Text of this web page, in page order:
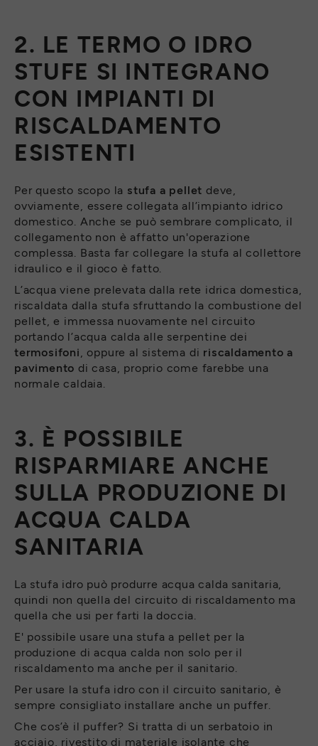
2. LE TERMO O IDRO
STUFE SI INTEGRANO
CON IMPIANTI DI
RISCALDAMENTO
ESISTENTI
Per questo scopo la stufa a pellet deve,
ovviamente, essere collegata all’impianto idrico
domestico. Anche se può sembrare complicato, il
collegamento non è affatto un'operazione
complessa. Basta far collegare la stufa al collettore
idraulico e il gioco è fatto.
L’acqua viene prelevata dalla rete idrica domestica,
riscaldata dalla stufa sfruttando la combustione del
pellet, e immessa nuovamente nel circuito
portando l’acqua calda alle serpentine dei
termosifoni , oppure al sistema di riscaldamento a
pavimento di casa, proprio come farebbe una
normale caldaia.
3. È POSSIBILE
RISPARMIARE ANCHE
SULLA PRODUZIONE DI
ACQUA CALDA
SANITARIA
La stufa idro può produrre acqua calda sanitaria,
quindi non quella del circuito di riscaldamento ma
quella che usi per farti la doccia.
E' possibile usare una stufa a pellet per la
produzione di acqua calda non solo per il
riscaldamento ma anche per il sanitario.
Per usare la stufa idro con il circuito sanitario, è
sempre consigliato installare anche un puffer.
Che cos’è il puffer? Si tratta di un serbatoio in
acciaio, rivestito di materiale isolante che